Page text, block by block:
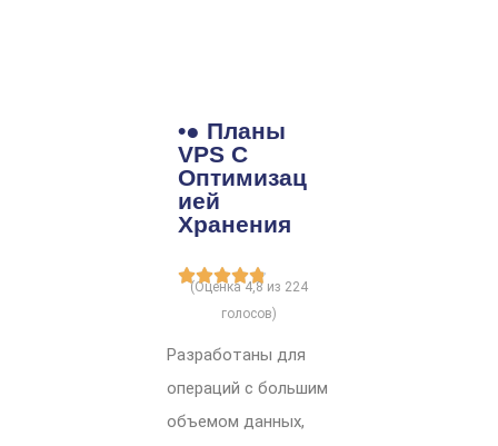
•● Планы
VPS С
Оптимизац
Ией
Хранения
(Оценка 4,8 из 224
голосов)
Разработаны для
операций с большим
объемом данных,